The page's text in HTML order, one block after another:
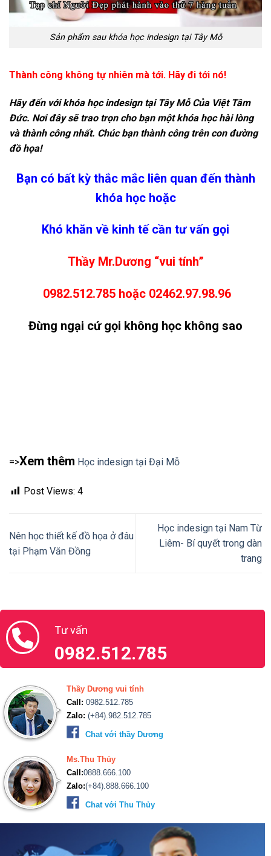
Sản phẩm sau khóa học indesign tại Tây Mỗ
Thành công không tự nhiên mà tới. Hãy đi tới nó!
Hãy đến với khóa học indesign tại Tây Mỗ Của Việt Tâm
Đức. Nơi đây sẽ trao trọn cho bạn một khóa học hài lòng
và thành công nhất. Chúc bạn thành công trên con đường
đồ họa!
Bạn có bất kỳ thắc mắc liên quan đến thành
khóa học hoặc
Khó khăn về kinh tế cần tư vấn gọi
Thầy Mr.Dương “vui tính”
0982.512.785 hoặc 02462.97.98.96
Đừng ngại cứ gọi không học không sao
=>Xem thêm Học indesign tại Đại Mỗ
Post Views: 4
Nên học thiết kế đồ họa ở đâu
tại Phạm Văn Đồng
Học indesign tại Nam Từ
Liêm- Bí quyết trong dàn
trang
Tư vấn
0982.512.785
Thầy Dương vui tính
Call: 0982.512.785
Zalo: (+84).982.512.785
Chat với thầy Dương
Ms.Thu Thủy
Call:0888.666.100
Zalo:(+84).888.666.100
Chat với Thu Thủy